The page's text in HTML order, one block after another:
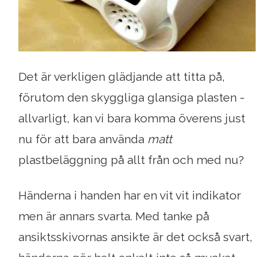
Det är verkligen glädjande att titta på,
förutom den skyggliga glansiga plasten -
allvarligt, kan vi bara komma överens just
nu för att bara använda matt
plastbeläggning på allt från och med nu?
Händerna i handen har en vit vit indikator
men är annars svarta. Med tanke på
ansiktsskivornas ansikte är det också svart,